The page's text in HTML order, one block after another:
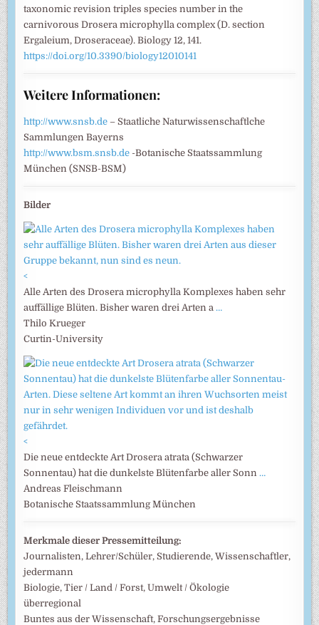
taxonomic revision triples species number in the
carnivorous Drosera microphylla complex (D. section
Ergaleium, Droseraceae). Biology 12, 141.
https://doi.org/10.3390/biology12010141
Weitere Informationen:
http://www.snsb.de – Staatliche Naturwissenschaftlche
Sammlungen Bayerns
http://www.bsm.snsb.de -Botanische Staatssammlung
München (SNSB-BSM)
Bilder
<
Alle Arten des Drosera microphylla Komplexes haben sehr
auffällige Blüten. Bisher waren drei Arten a …
Thilo Krueger
Curtin-University
<
Die neue entdeckte Art Drosera atrata (Schwarzer
Sonnentau) hat die dunkelste Blütenfarbe aller Sonn …
Andreas Fleischmann
Botanische Staatssammlung München
Merkmale dieser Pressemitteilung:
Journalisten, Lehrer/Schüler, Studierende, Wissenschaftler,
jedermann
Biologie, Tier / Land / Forst, Umwelt / Ökologie
überregional
Buntes aus der Wissenschaft, Forschungsergebnisse